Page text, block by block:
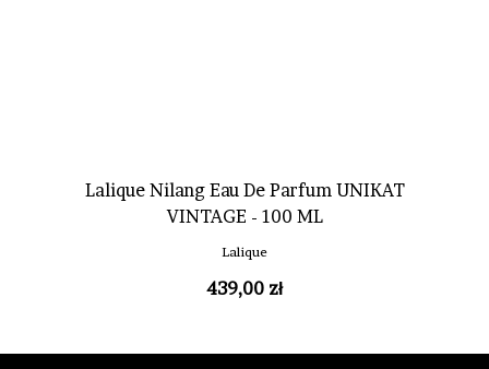
Lalique Nilang Eau De Parfum UNIKAT
VINTAGE - 100 ML
Lalique
439,00 zł